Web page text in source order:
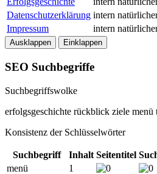
Datenschutzerklärung intern
Impressum
intern
Ausklappen Einklappen
SEO Suchbegriffe
Suchbegriffswolke
erfolgsgeschichte rückblick ziele menü
Konsistenz der Schlüsselwörter
Suchbegriff Inhalt Seitentitel
menü
1